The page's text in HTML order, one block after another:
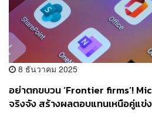
8 ธันวาคม 2025
อย่าตกขบวน ‘Frontier firms’!
จริงจัง สร้างผลตอบแทนเหนือคู่แข่ง